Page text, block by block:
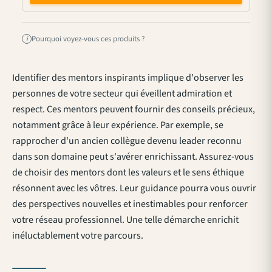
i Pourquoi voyez-vous ces produits ?
Identifier des mentors inspirants implique d'observer les
personnes de votre secteur qui éveillent admiration et
respect. Ces mentors peuvent fournir des conseils précieux,
notamment grâce à leur expérience. Par exemple, se
rapprocher d'un ancien collègue devenu leader reconnu
dans son domaine peut s'avérer enrichissant. Assurez-vous
de choisir des mentors dont les valeurs et le sens éthique
résonnent avec les vôtres. Leur guidance pourra vous ouvrir
des perspectives nouvelles et inestimables pour renforcer
votre réseau professionnel. Une telle démarche enrichit
inéluctablement votre parcours.